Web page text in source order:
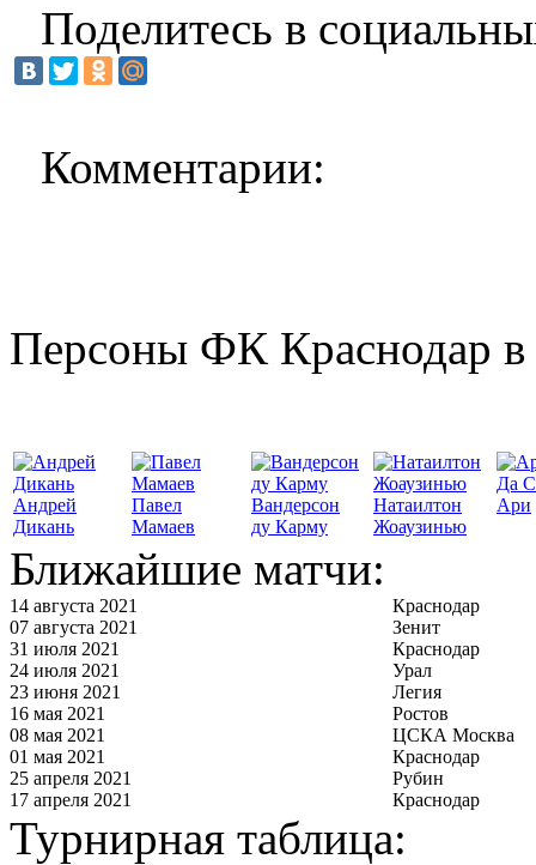
Поделитесь в
Комментарии:
Персоны ФК Краснодар в
Андрей
Дикань
Павел
Мамаев
Вандерсон
ду Карму
Натаилтон
Жоаузинью
Да
Ари
Ближайшие матчи:
14 августа 2021
Краснодар
07 августа 2021
Зенит
31 июля 2021
Краснодар
24 июля 2021
Урал
23 июня 2021
Легия
16 мая 2021
Ростов
08 мая 2021
ЦСКА Москва
01 мая 2021
Краснодар
25 апреля 2021
Рубин
17 апреля 2021
Краснодар
Турнирная таблица: